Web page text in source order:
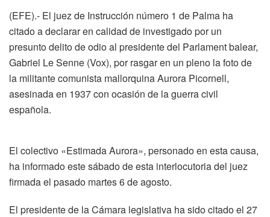
(EFE).- El juez de Instrucción número 1 de Palma ha
citado a declarar en calidad de investigado por un
presunto delito de odio al presidente del Parlament balear,
Gabriel Le Senne (Vox), por rasgar en un pleno la foto de
la militante comunista mallorquina Aurora Picornell,
asesinada en 1937 con ocasión de la guerra civil
española.
El colectivo «Estimada Aurora», personado en esta causa,
ha informado este sábado de esta interlocutoria del juez
firmada el pasado martes 6 de agosto.
El presidente de la Cámara legislativa ha sido citado el 27